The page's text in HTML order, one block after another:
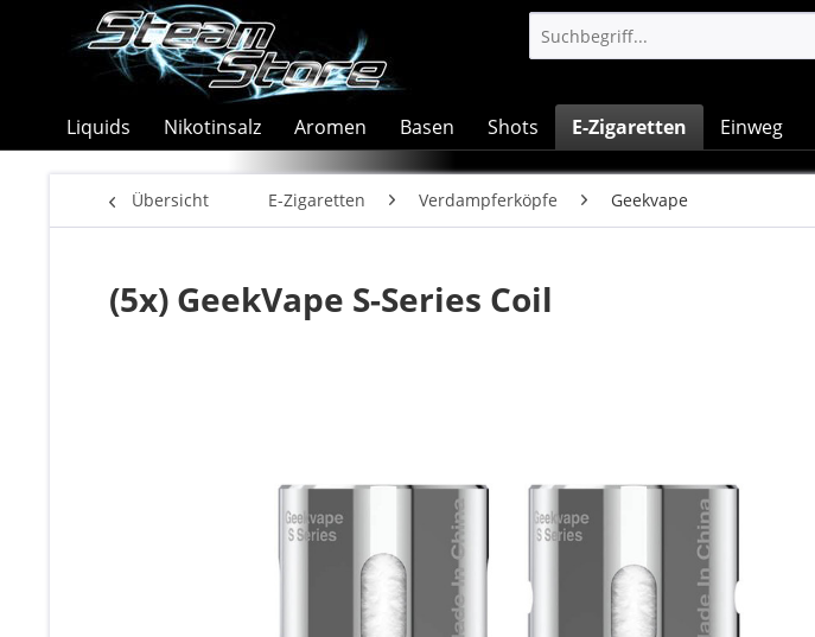
Liquids Nikotinsalz Aromen Basen Shots E-Zigaretten Einweg
Übersicht E-Zigaretten Verdampferköpfe Geekvape
(5x) GeekVape S-Series Coil